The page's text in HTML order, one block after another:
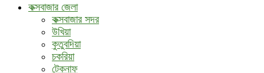
কক্সবাজার জেলা
কক্সবাজার সদর
উখিয়া
কুতুবদিয়া
চকরিয়া
টেকনাফ